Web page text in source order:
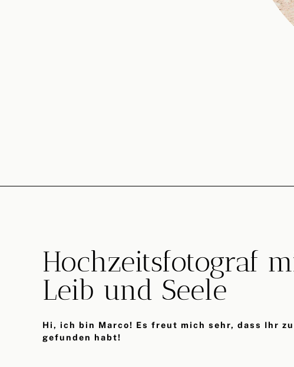
Hochzeitsfotograf
Leib und Seele
Hi, ich bin Marco! Es freut mich sehr, dass Ihr
gefunden habt!